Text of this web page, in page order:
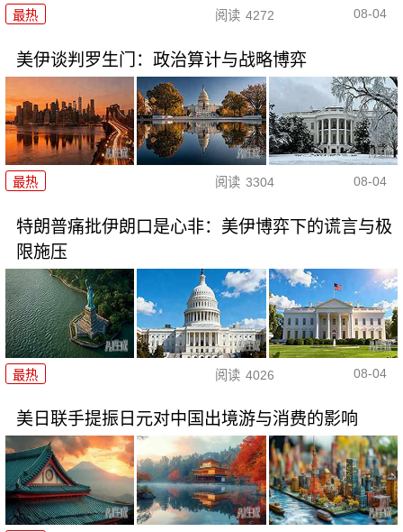
最热 阅读 4272 08-04
美伊谈判罗生门：政治算计与战略博弈
最热 阅读 3304 08-04
特朗普痛批伊朗口是心非：美伊博弈下的谎言与极
限施压
最热 阅读 4026 08-04
美日联手提振日元对中国出境游与消费的影响